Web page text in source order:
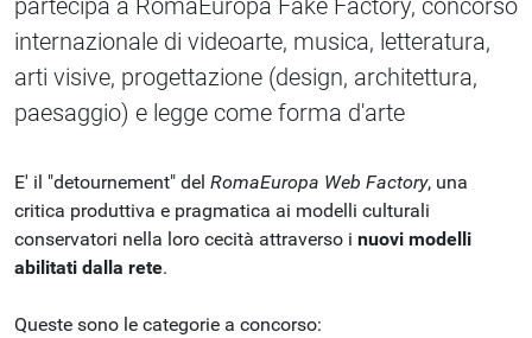
partecipa a RomaEuropa Fake Factory, concorso
internazionale di videoarte, musica, letteratura,
arti visive, progettazione (design, architettura,
paesaggio) e legge come forma d'arte
E' il "detournement" del RomaEuropa Web Factory, una
critica produttiva e pragmatica ai modelli culturali
conservatori nella loro cecità attraverso i nuovi modelli
abilitati dalla rete.
Queste sono le categorie a concorso: